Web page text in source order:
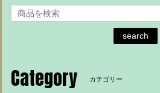
search
Category カテゴリー